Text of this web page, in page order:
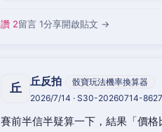
讚 2留言 1分享開啟貼文 →
丘 丘反拍
骰寶玩法機率換算器
2026/7/14 · S30-20260714-8627
賽前半信半疑算一下，結果「價格